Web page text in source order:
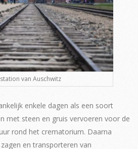
van Auschwitz
enkele dagen als een soort
met steen en gruis vervoeren voor de
rond het crematorium. Daarna
en transporteren van